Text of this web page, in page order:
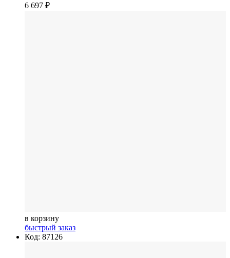
6 697 ₽
в корзину
быстрый заказ
Код: 87126